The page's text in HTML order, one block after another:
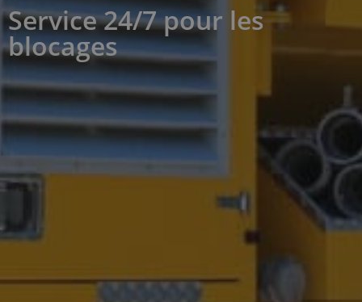
Service 24/7 pour les
blocages